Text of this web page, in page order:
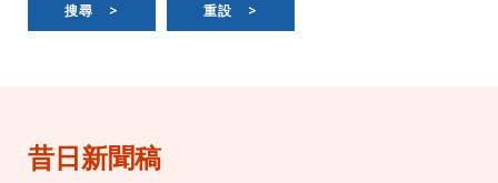
搜尋 > 重設 >
昔日新聞稿